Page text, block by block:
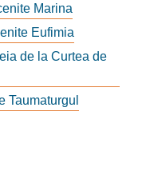
Marina
Eufimia
de la Curtea de
Taumaturgul